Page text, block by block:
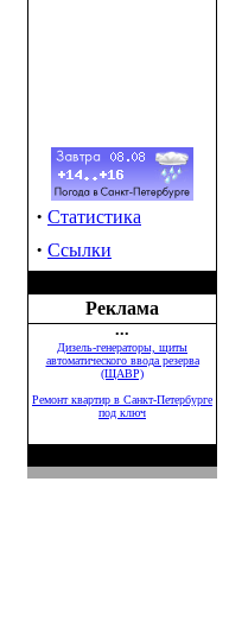
· Статистика
· Ссылки
Реклама
•••
Дизель-генераторы, щиты
автоматического ввода резерва
(ЩАВР)
Ремонт квартир в Санкт-Петербурге
под ключ